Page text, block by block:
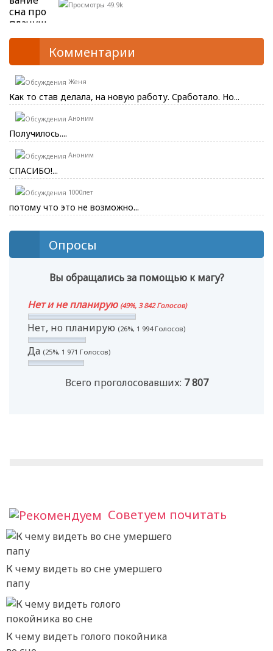
49.9k
Комментарии
Женя
Как то став делала, на новую работу. Сработало. Но...
Аноним
Получилось....
Аноним
СПАСИБО!...
1000лет
потому что это не возможно...
Опросы
Вы обращались за помощью к магу?
Нет и не планирую (49%, 3 842 Голосов)
Нет, но планирую (26%, 1 994 Голосов)
Да (25%, 1 971 Голосов)
Всего проголосовавших: 7 807
Советуем почитать
К чему видеть во сне умершего
папу
К чему видеть голого покойника